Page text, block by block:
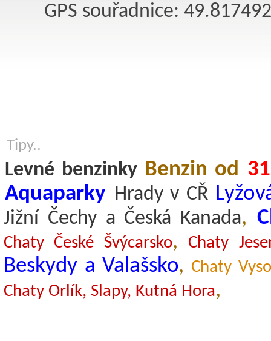
GPS souřadnice:
Tipy..
Levné benzinkyBenzin od
Aquaparky Hrady v CŘ
Jižní Čechy a Česká Kanada,
Chaty České Švýcarsko, Chaty
Beskydy a Valašsko, Chaty
Chaty Orlík, Slapy, Kutná Hora,